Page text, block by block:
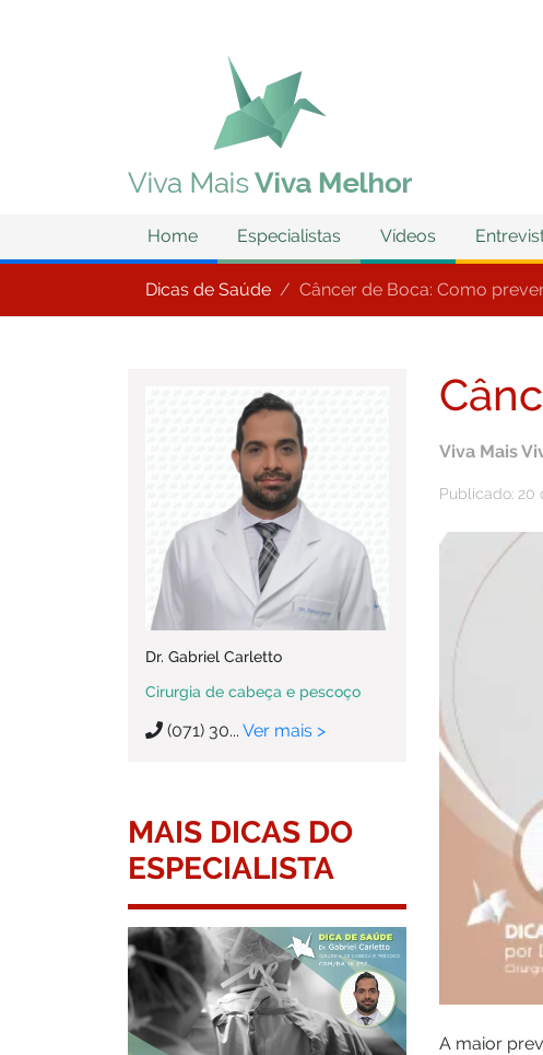
Home Especialistas Vídeos
Dicas de Saúde Câncer de Boca: Como
Dr. Gabriel Carletto
Cirurgia de cabeça e pescoço
(071) 30... Ver mais >
MAIS DICAS DO
ESPECIALISTA
Viva Mais
Publicado: 20
A maior